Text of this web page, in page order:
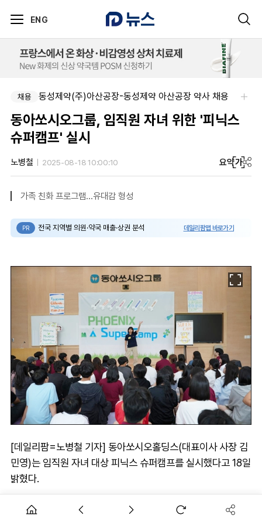
ENG
채용 동성제약(주)아산공장-동성제약 아산공장 약사 채용
채용 한국오츠카제약(주)-병원영업(MR) 채용연계형 인턴(신입사원) 모집 공고
동아쏘시오그룹, 임직원 자녀 위한 '피닉스
슈퍼캠프' 실시
노병철 2025-08-18 10:00:10 요약가
가족 친화 프로그램…유대감 형성
PR 전국 지역별 의원·약국 매출·상권 분석 데일리팜맵 바로가기
[데일리팜=노병철 기자] 동아쏘시오홀딩스(대표이사 사장 김
민영)는 임직원 자녀 대상 피닉스 슈퍼캠프를 실시했다고 18일
밝혔다.
피닉스 슈퍼캠프는 동아제약, 동아에스티, 동아쏘시오홀딩스